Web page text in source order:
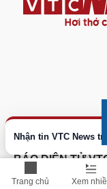
Trang chủ Xem
Nhận tin VTC News
BÁO ĐIỆN TỬ
Cơ quan chủ